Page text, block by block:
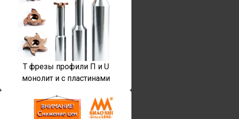
T фрезы профили П и U
монолит и с пластинами